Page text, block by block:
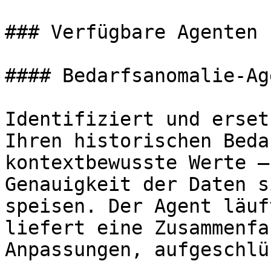
### Verfügbare Agenten
#### Bedarfsanomalie-
Identifiziert und
Ihren historischen
kontextbewusste
Genauigkeit der Daten
speisen. Der Agent
liefert eine
Anpassungen,